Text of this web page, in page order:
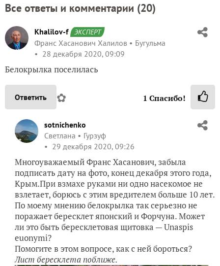
Все ответы и комментарии (20)
Khalilov-f ЭКСПЕРТ
Франс Хасанович Халилов
Бугульма
28 декабря 2020, 09:09
Белокрылка поселилась
Ответить ✿ 1 Спасибо!
sotnichenko
Светлана
Гурзуф
29 декабря 2020, 09:26
Многоуважаемый Франс Хасанович, забыла
подписать дату на фото, конец декабря этого года,
Крым.При взмахе руками ни одно насекомое не
взлетает, борюсь с этим вредителем больше 10 лет.
По моему мнению белокрылка так серьезно не
поражает бересклет японский и Форчуна. Может
ли это быть бересклетовая щитовка — Unaspis
euonymi?
Помогите в этом вопросе, как с ней бороться?
Лист бересклета поближе.